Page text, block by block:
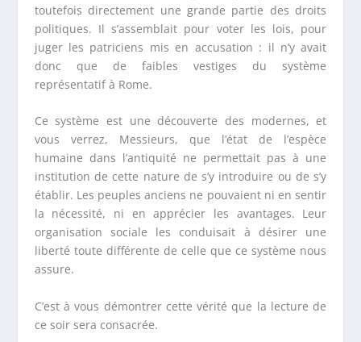
toutefois directement une grande partie des droits
politiques. Il s’assemblait pour voter les lois, pour
juger les patriciens mis en accusation : il n’y avait
donc que de faibles vestiges du système
représentatif à Rome.
Ce système est une découverte des modernes, et
vous verrez, Messieurs, que l’état de l’espèce
humaine dans l’antiquité ne permettait pas à une
institution de cette nature de s’y introduire ou de s’y
établir. Les peuples anciens ne pouvaient ni en sentir
la nécessité, ni en apprécier les avantages. Leur
organisation sociale les conduisait à désirer une
liberté toute différente de celle que ce système nous
assure.
C’est à vous démontrer cette vérité que la lecture de
ce soir sera consacrée.